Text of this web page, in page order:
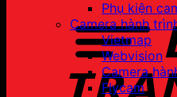
Phụ kiện
Camera hành
Vietmap
Webvision
Camera
Flycam